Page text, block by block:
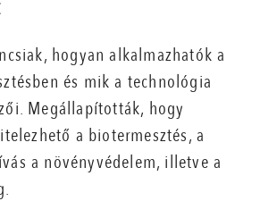
hogyan alkalmazhatók a
és mik a technológia
Megállapították, hogy
a biotermesztés, a
a növényvédelem, illetve a